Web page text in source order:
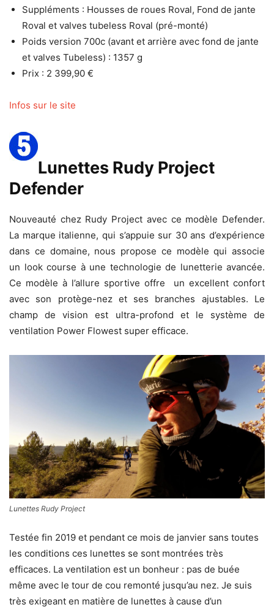
Suppléments : Housses de roues Roval, Fond de jante
Roval et valves tubeless Roval (pré-monté)
Poids version 700c (avant et arrière avec fond de jante
et valves Tubeless) : 1357 g
Prix : 2 399,90 €
Infos sur le site
Lunettes Rudy Project
Defender
Nouveauté chez Rudy Project avec ce modèle Defender.
La marque italienne, qui s’appuie sur 30 ans d’expérience
dans ce domaine, nous propose ce modèle qui associe
un look course à une technologie de lunetterie avancée.
Ce modèle à l’allure sportive offre un excellent confort
avec son protège-nez et ses branches ajustables. Le
champ de vision est ultra-profond et le système de
ventilation Power Flowest super efficace.
Lunettes Rudy Project
Testée fin 2019 et pendant ce mois de janvier sans toutes
les conditions ces lunettes se sont montrées très
efficaces. La ventilation est un bonheur : pas de buée
même avec le tour de cou remonté jusqu’au nez. Je suis
très exigeant en matière de lunettes à cause d’un